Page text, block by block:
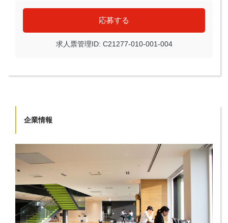
応募する
求人票管理ID: C21277-010-001-004
企業情報